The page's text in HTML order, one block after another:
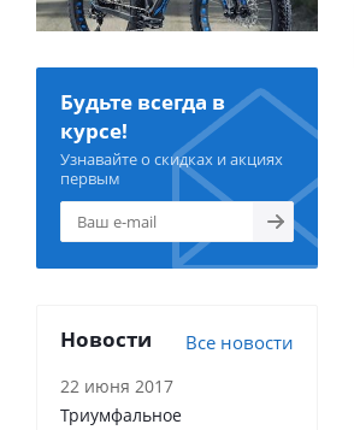
Будьте всегда в
курсе!
Узнавайте о скидках и акциях
первым
Новости Все новости
22 июня 2017
Триумфальное